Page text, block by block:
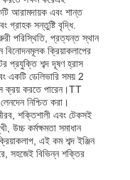
আরামদায়ক এবং শান্ত
গ্রাহক সন্তুষ্টি বৃদ্ধি.
পরিস্থিতি, প্রত্যন্ত স্থান
বিনোদনমূলক ক্রিয়াকলাপের
প্রযুক্তি শব্দ দূষণ হ্রাস
একটি ডেলিভারি সময় 2
ক্রয় করতে পারেন।TT
নিশ্চিত করা।
শক্তিশালী এবং টেকসই
উচ্চ কর্মক্ষমতা সমাধান
এই কম শব্দ ইঞ্জিন
সহজেই বিভিন্ন শক্তির